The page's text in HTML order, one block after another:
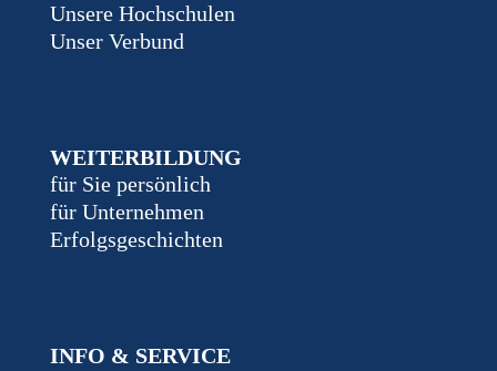
Unsere Hochschulen
Unser Verbund
WEITERBILDUNG
für Sie persönlich
für Unternehmen
Erfolgsgeschichten
INFO & SERVICE